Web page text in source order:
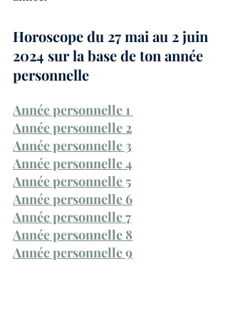
Horoscope du 27 mai au 2 juin
2024 sur la base de ton année
personnelle
Année personnelle 1
Année personnelle 2
Année personnelle 3
Année personnelle 4
Année personnelle 5
Année personnelle 6
Année personnelle 7
Année personnelle 8
Année personnelle 9